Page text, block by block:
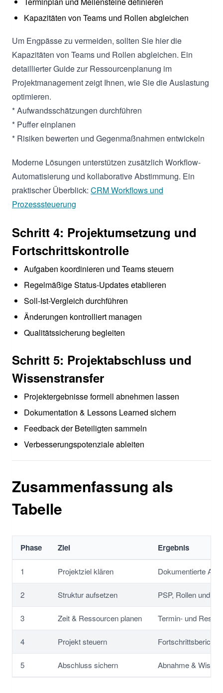
Kapazitäten von Teams und Rollen abgleichen
Um Engpässe zu vermeiden, sollten Sie hier die
Kapazitäten von Teams und Rollen abgleichen. Ein
detaillierter Guide zur Ressourcenplanung im
Projektmanagement zeigt Ihnen, wie Sie die Auslastung
optimieren.
* Aufwandsschätzungen durchführen
* Puffer einplanen
* Risiken bewerten und Gegenmaßnahmen entwickeln
Moderne Lösungen unterstützen zusätzlich Workflow-
Automatisierung und kollaborative Abstimmung. Ein
praktischer Überblick: CRM Workflows und
Prozesssteuerung
Schritt 4: Projektumsetzung und
Fortschrittskontrolle
Aufgaben koordinieren und Teams steuern
Regelmäßige Status-Updates etablieren
Soll-Ist-Vergleich durchführen
Änderungen kontrolliert managen
Qualitätssicherung begleiten
Schritt 5: Projektabschluss und
Wissenstransfer
Projektergebnisse formell abnehmen lassen
Dokumentation & Lessons Learned sichern
Feedback der Beteiligten sammeln
Verbesserungspotenziale ableiten
Zusammenfassung als
Tabelle
Phase Ziel Ergebnis
1 Projektziel klären Dokumentierte
2 Struktur aufsetzen PSP, Rollen und
3 Zeit & Ressourcen planen Termin- und
4 Projekt steuern
5 Abschluss sichern Abnahme &